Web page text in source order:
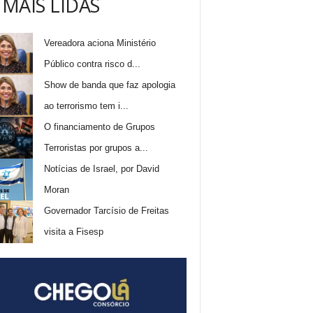
LIDAS
Vereadora aciona Ministério
Público contra risco d...
Show de banda que faz apologia
ao terrorismo tem i...
O financiamento de Grupos
Terroristas por grupos a...
Notícias de Israel, por David
Moran
Governador Tarcísio de Freitas
visita a Fisesp